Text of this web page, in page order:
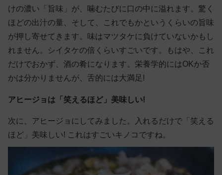
けの濃い「旨味」が、噛むたびに口の中に溢れます。驚く
ほどの出汁の量、そして、これでもかというくらいの旨味
が押し寄せてきます。味はマツタケに負けていないかもし
れません。シイタケの倍くらいすごいです。もはや、これ
だけでおかず、酒の肴になります。栄養学的にはOKか否
かは分かりませんが、舌的には大満足!
アヒージョは「笑えるほど」美味しい!
次に、アヒージョにしてみました。入れるだけで「笑える
ほど」美味しい! これはすごいキノコですね。